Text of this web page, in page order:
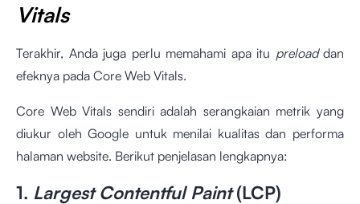
Vitals
Terakhir, Anda juga perlu memahami apa itu preloaddan
efeknya pada Core Web Vitals.
Core Web Vitals sendiri adalah serangkaian metrik yang
diukur oleh Google untuk menilai kualitas dan performa
halaman website. Berikut penjelasan lengkapnya:
1. Largest Contentful Paint(LCP)